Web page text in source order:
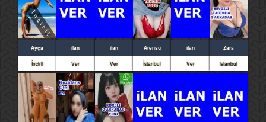
Ayça
İncirli
ilan
Ver
ilan
Ver
Arensu
İstanbul
ilan
Ver
Zara
istanbul